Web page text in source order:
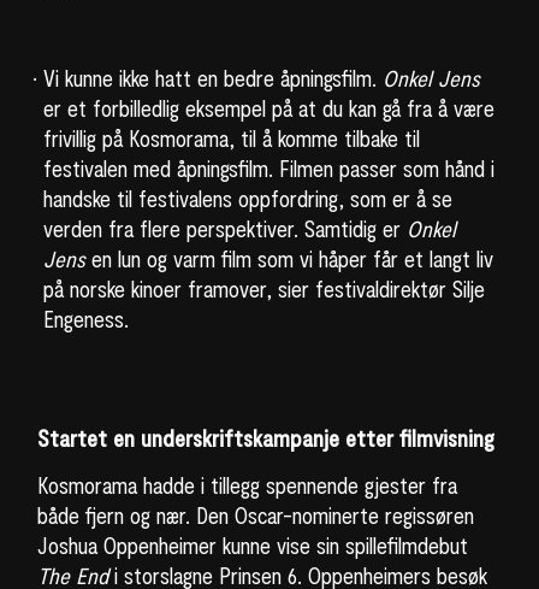
Vi kunne ikke hatt en bedre åpningsfilm. Onkel Jens
er et forbilledlig eksempel på at du kan gå fra å være
frivillig på Kosmorama, til å komme tilbake til
festivalen med åpningsfilm. Filmen passer som hånd i
handske til festivalens oppfordring, som er å se
verden fra flere perspektiver. Samtidig erOnkel
Jensen lun og varm film som vi håper får et langt liv
på norske kinoer framover, sier festivaldirektør Silje
Engeness.
Startet en underskriftskampanje etter filmvisning
Kosmorama hadde i tillegg spennende gjester fra
både fjern og nær. Den Oscar-nominerte regissøren
Joshua Oppenheimer kunne vise sin spillefilmdebut
The Endi storslagne Prinsen 6. Oppenheimers besøk